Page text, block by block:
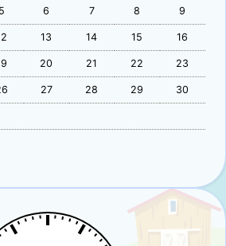
5 6 7 8 9
13 14 15 16
20 21 22 23
27 28 29 30